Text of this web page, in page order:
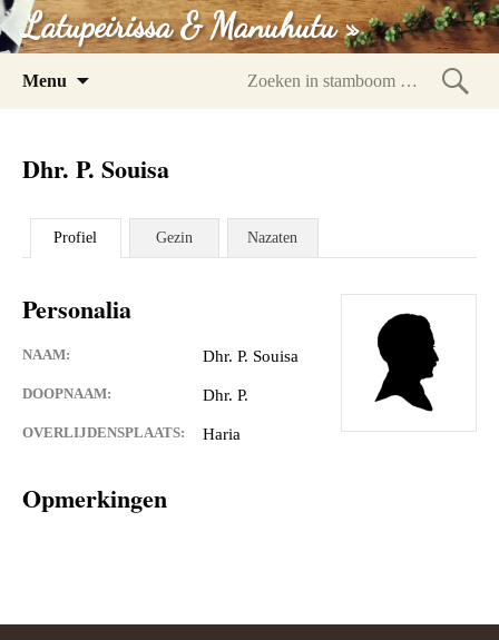
Latupeirissa & Manuhutu »
Menu
Dhr. P. Souisa
Profiel Gezin Nazaten
Personalia
NAAM: Dhr. P. Souisa
DOOPNAAM: Dhr. P.
OVERLIJDENSPLAATS: Haria
Opmerkingen